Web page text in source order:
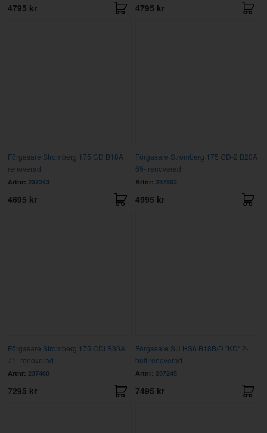
4795 kr 4795 kr
Förgasare Stromberg 175 CD B18A
renoverad
Artnr: 237243
4695 kr
Förgasare Stromberg 175 CD-2 B20A
69- renoverad
Artnr: 237802
4995 kr
Förgasare Stromberg 175 CDI B30A
71- renoverad
Artnr: 237480
7295 kr
Förgasare SU HS6 B18B/D "KD" 2-
bult renoverad
Artnr: 237245
7495 kr